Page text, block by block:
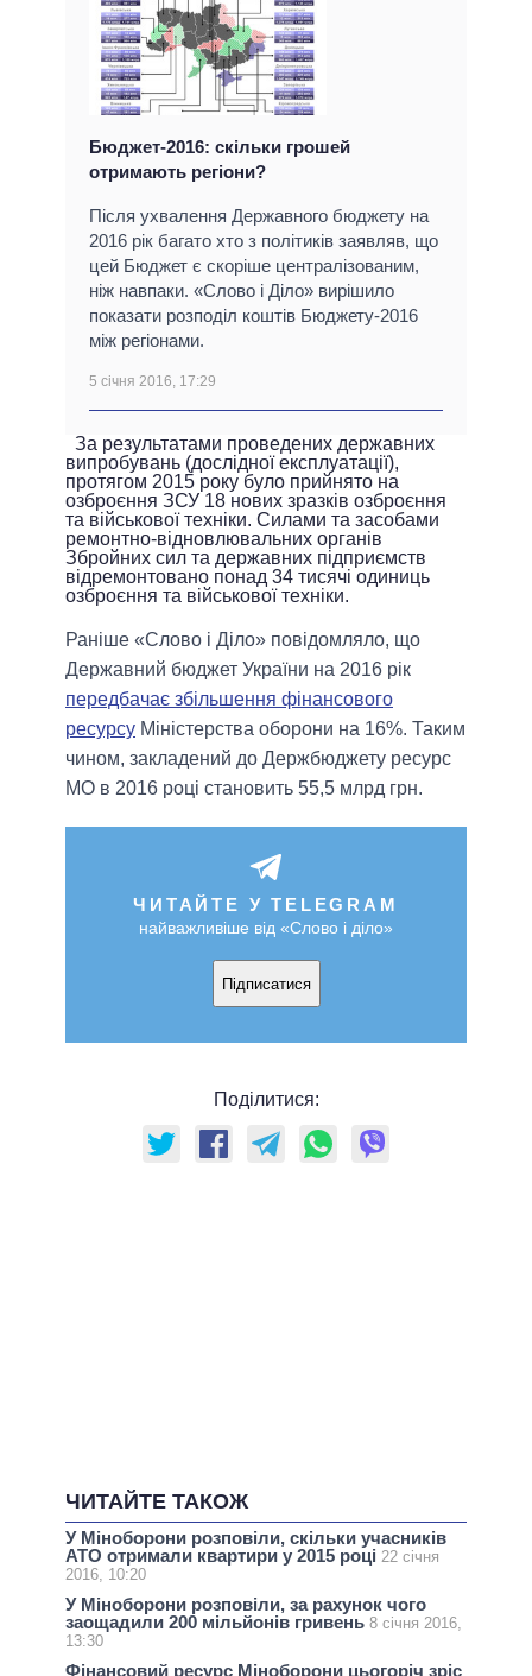
Бюджет-2016: скільки грошей
отримають регіони?
Після ухвалення Державного бюджету на
2016 рік багато хто з політиків заявляв, що
цей Бюджет є скоріше централізованим,
ніж навпаки. «Слово і Діло» вирішило
показати розподіл коштів Бюджету-2016
між регіонами.
5 січня 2016, 17:29
За результатами проведених державних
випробувань (дослідної експлуатації),
протягом 2015 року було прийнято на
озброєння ЗСУ 18 нових зразків озброєння
та військової техніки. Силами та засобами
ремонтно-відновлювальних органів
Збройних сил та державних підприємств
відремонтовано понад 34 тисячі одиниць
озброєння та військової техніки.
Раніше «Слово і Діло» повідомляло, що
Державний бюджет України на 2016 рік
передбачає збільшення фінансового
ресурсу Міністерства оборони на 16%. Таким
чином, закладений до Держбюджету ресурс
МО в 2016 році становить 55,5 млрд грн.
ЧИТАЙТЕ У TELEGRAM
найважливіше від «Слово і діло»
Підписатися
Поділитися:
ЧИТАЙТЕ ТАКОЖ
У Міноборони розповіли, скільки учасників
АТО отримали квартири у 2015 році 22 січня
2016, 10:20
У Міноборони розповіли, за рахунок чого
заощадили 200 мільйонів гривень 8 січня 2016,
13:30
Фінансовий ресурс Міноборони цьогоріч зріс